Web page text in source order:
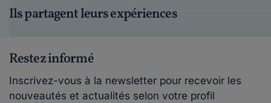
Ils partagent leurs expériences
Restez informé
Inscrivez-vous à la newsletter pour recevoir les
nouveautés et actualités selon votre profil